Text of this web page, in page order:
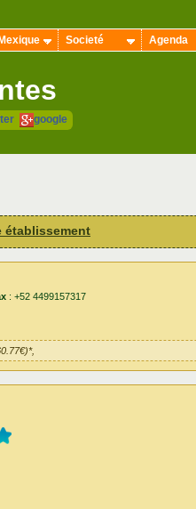
Societé Agenda
google
établissement
: +52 4499157317